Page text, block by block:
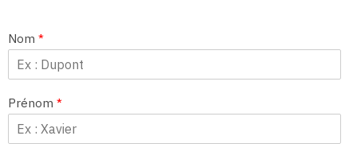
Nom *
Prénom *